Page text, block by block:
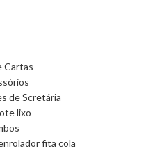
Cartas
de Scretária
lixo
fita cola